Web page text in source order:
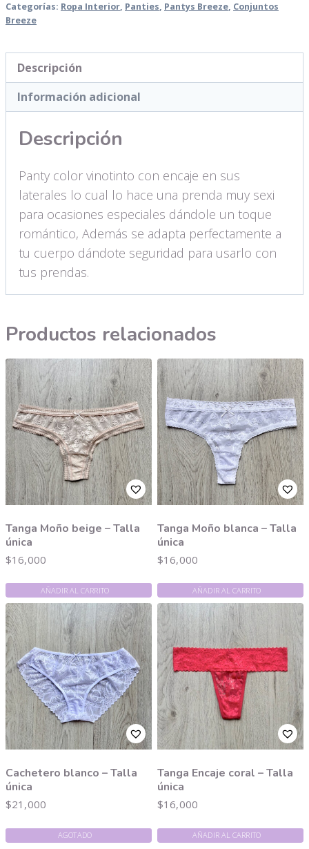
Categorías: Ropa Interior, Panties, Pantys Breeze, Conjuntos
Breeze
Descripción
Información adicional
Descripción
Panty color vinotinto con encaje en sus
laterales lo cual lo hace una prenda muy sexi
para ocasiones especiales dándole un toque
romántico, Además se adapta perfectamente a
tu cuerpo dándote seguridad para usarlo con
tus prendas.
Productos relacionados
Tanga Moño beige – Talla
única
$16,000
AÑADIR AL CARRITO
Tanga Moño blanca – Talla
única
$16,000
AÑADIR AL CARRITO
Cachetero blanco – Talla
única
$21,000
AGOTADO
Tanga Encaje coral – Talla
única
$16,000
AÑADIR AL CARRITO